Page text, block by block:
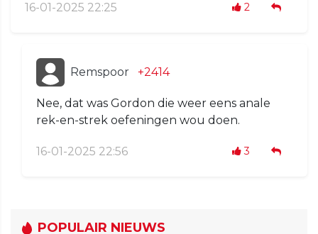
16-01-2025 22:25 2
Remspoor +2414
Nee, dat was Gordon die weer eens anale
rek-en-strek oefeningen wou doen.
16-01-2025 22:56 3
POPULAIR NIEUWS